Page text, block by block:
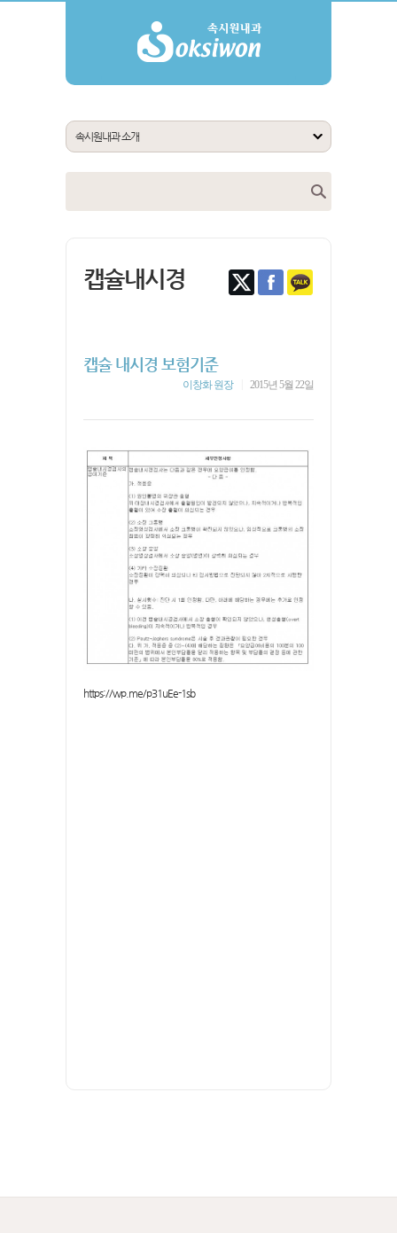
캡슐내시경
캡슐 내시경 보험기준
이창화 원장 2015년 5월 22일
https://wp.me/p31uEe-1sb